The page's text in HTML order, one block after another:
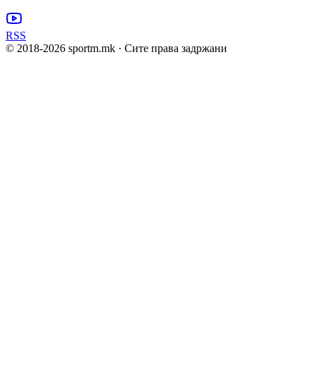
RSS
© 2018-2026 sportm.mk · Сите права задржани